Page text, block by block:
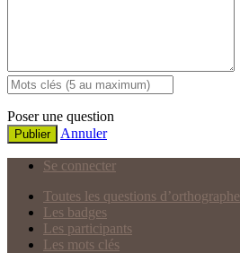
Poser une question
Publier Annuler
Se connecter
Toutes les questions d’orthographe
Les badges
Les participants
Les mots clés